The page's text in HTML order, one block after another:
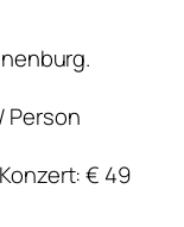
Person
€ 49